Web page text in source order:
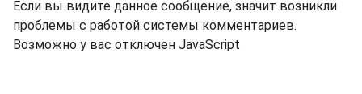
Если вы видите данное сообщение, значит возникли
проблемы с работой системы комментариев.
Возможно у вас отключен JavaScript